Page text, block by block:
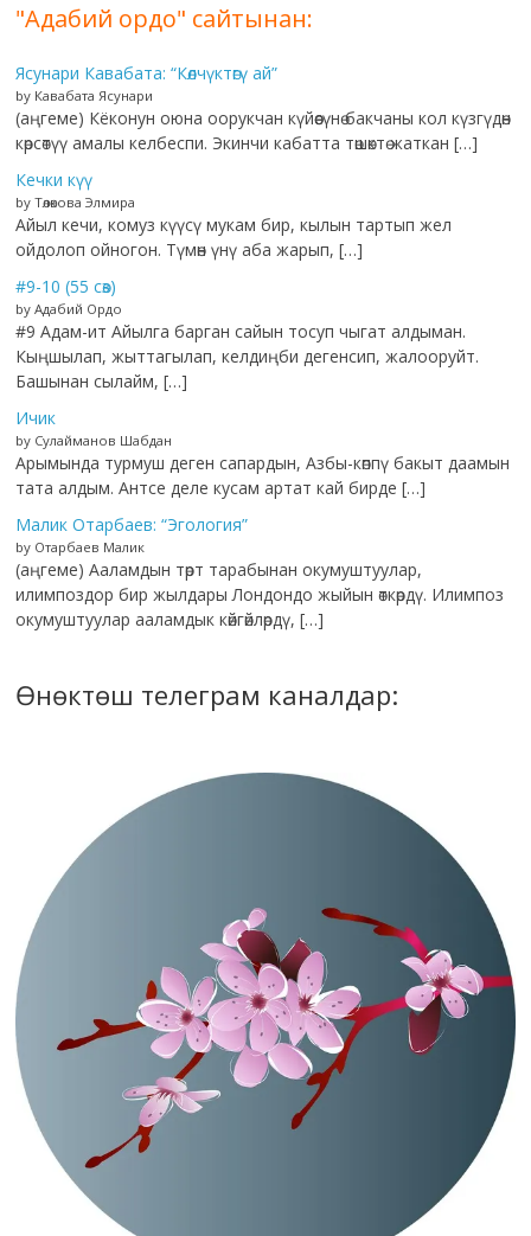
"Адабий ордо" сайтынан:
Ясунари Кавабата: “Көлчүктөгү ай”
by Кавабата Ясунари
(аңгеме) Кёконун оюна оорукчан күйөөсүнө бакчаны кол күзгүдөн
көрсөтүү амалы келбеспи. Экинчи кабатта төшөктө жаткан […]
Кечки күү
by Төлөкова Элмира
Айыл кечи, комуз күүсү мукам бир, кылын тартып жел
ойдолоп ойногон. Түмөн үнү аба жарып, […]
#9-10 (55 сөз)
by Адабий Ордо
#9 Адам-ит Айылга барган сайын тосуп чыгат алдыман.
Кыңшылап, жыттагылап, келдиңби дегенсип, жалооруйт.
Башынан сылайм, […]
Ичик
by Сулайманов Шабдан
Арымында турмуш деген сапардын, Азбы-көппү бакыт даамын
тата алдым. Антсе деле кусам артат кай бирде […]
Малик Отарбаев: “Эгология”
by Отарбаев Малик
(аңгеме) Ааламдын төрт тарабынан окумуштуулар,
илимпоздор бир жылдары Лондондо жыйын өткөрдү. Илимпоз
окумуштуулар ааламдык көйгөйлөрдү, […]
Өнөктөш телеграм каналдар: